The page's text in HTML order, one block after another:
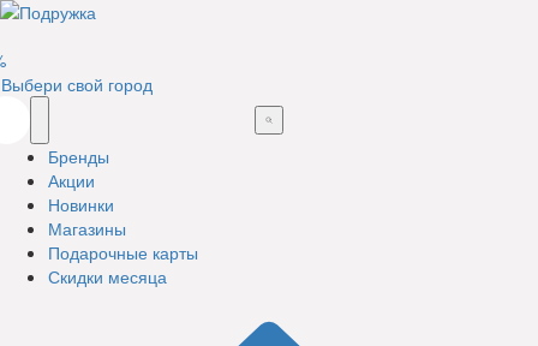
Выбери свой город
Бренды
Акции
Новинки
Магазины
Подарочные карты
Скидки месяца